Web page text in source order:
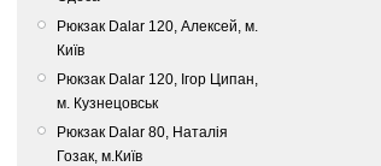
Рюкзак Dalar 120, Алексей, м.
Київ
Рюкзак Dalar 120, Ігор Ципан,
м. Кузнецовськ
Рюкзак Dalar 80, Наталія
Гозак, м.Київ